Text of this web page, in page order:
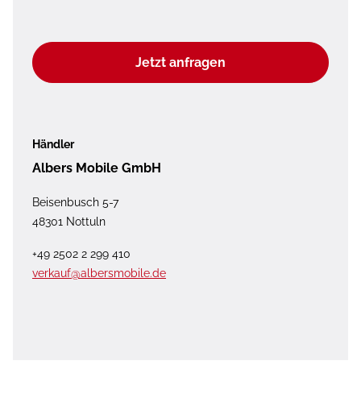
Jetzt anfragen
Händler
Albers Mobile GmbH
Beisenbusch 5-7
48301 Nottuln
+49 2502 2 299 410
verkauf@albersmobile.de